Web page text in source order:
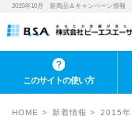
2015年10月 新商品＆キャンペーン情報
このサイトの使い方
HOME 新着情報 2015年